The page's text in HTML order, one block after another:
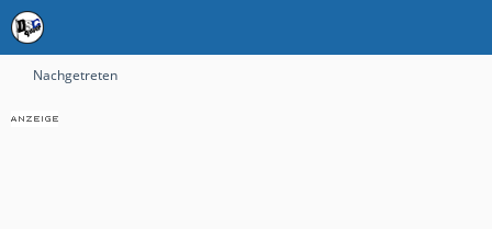
Nachgetreten